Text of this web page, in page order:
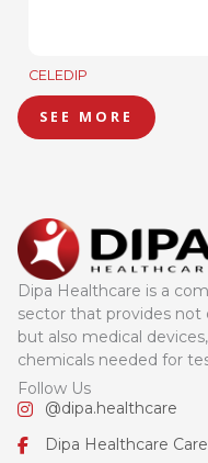
CELEDIP
SEE MORE
Dipa Healthcare is a
sector that provides not
but also medical
chemicals needed for
Follow Us
@dipa.healthcare
Dipa Healthcare